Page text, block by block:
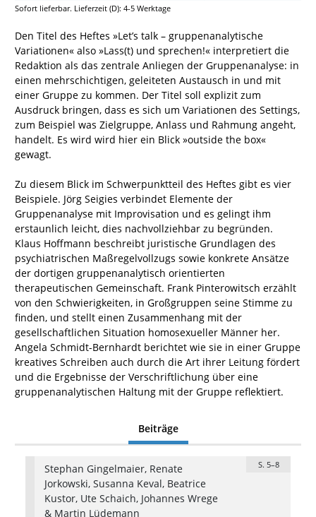
Sofort lieferbar. Lieferzeit (D): 4-5 Werktage
Den Titel des Heftes »Let’s talk – gruppenanalytische
Variationen« also »Lass(t) und sprechen!« interpretiert die
Redaktion als das zentrale Anliegen der Gruppenanalyse: in
einen mehrschichtigen, geleiteten Austausch in und mit
einer Gruppe zu kommen. Der Titel soll explizit zum
Ausdruck bringen, dass es sich um Variationen des Settings,
zum Beispiel was Zielgruppe, Anlass und Rahmung angeht,
handelt. Es wird wird hier ein Blick »outside the box«
gewagt.
Zu diesem Blick im Schwerpunktteil des Heftes gibt es vier
Beispiele. Jörg Seigies verbindet Elemente der
Gruppenanalyse mit Improvisation und es gelingt ihm
erstaunlich leicht, dies nachvollziehbar zu begründen.
Klaus Hoffmann beschreibt juristische Grundlagen des
psychiatrischen Maßregelvollzugs sowie konkrete Ansätze
der dortigen gruppenanalytisch orientierten
therapeutischen Gemeinschaft. Frank Pinterowitsch erzählt
von den Schwierigkeiten, in Großgruppen seine Stimme zu
finden, und stellt einen Zusammenhang mit der
gesellschaftlichen Situation homosexueller Männer her.
Angela Schmidt-Bernhardt berichtet wie sie in einer Gruppe
kreatives Schreiben auch durch die Art ihrer Leitung fördert
und die Ergebnisse der Verschriftlichung über eine
gruppenanalytischen Haltung mit der Gruppe reflektiert.
Beiträge
Stephan Gingelmaier, Renate
Jorkowski, Susanna Keval, Beatrice
Kustor, Ute Schaich, Johannes Wrege
& Martin Lüdemann
S. 5–8